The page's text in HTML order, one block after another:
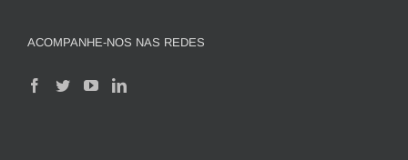
ACOMPANHE-NOS NAS REDES